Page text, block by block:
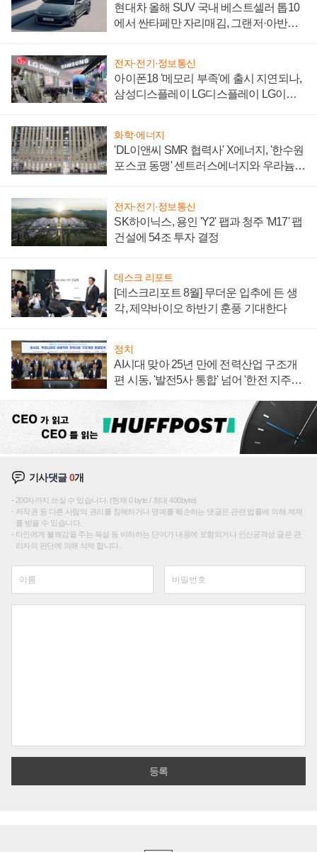
현대차 올해 SUV 국내 베스트셀러 톱10
에서 싼타페만 자리매김, 그랜저·아반떼
전자·전기·정보통신
아이폰18 '메모리 부족'에 출시 지연되나,
삼성디스플레이 LG디스플레이 LG이노
화학·에너지
'DL이앤씨 SMR 협력사' X에너지, '한수원
포스코 동맹' 센트러스에너지와 우라늄
전자·전기·정보통신
SK하이닉스, 용인 'Y2' 팹과 청주 'M17' 팹
건설에 54조 투자 결정
데스크 리포트
[데스크리포트 8월] 무더운 입추에 든 생
각, 제약바이오 하반기 훈풍 기대한다
정치
AI시대 맞아 25년 만에 전력산업 구조개
편 시동, '발전5사 통합' 넘어 '한전 지주사'
기사댓글0개
200자까지 쓰실 수 있습니다. (현재 0 byte / 최대 400byte)
저작권 등 다른 사람의 권리를 침해하거나 명예를 훼손하는 댓글은 관련 법률에 의해 제재
를 받을 수 있습니다.
타인에게 불쾌감을 주는 욕설 등 비하하는 단어가 내용에 포함되거나 인신공격성 글은 관
리자의 판단에 의해 삭제 합니다.